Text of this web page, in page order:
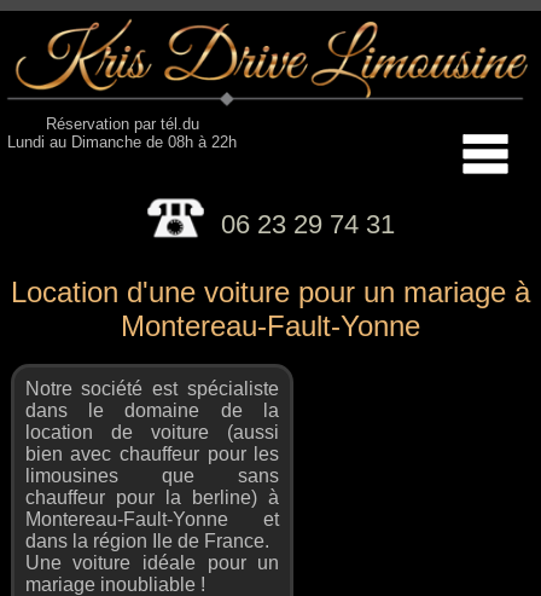
Réservation par tél.du
Lundi au Dimanche de 08h à 22h
06 23 29 74 31
Location d'une voiture pour un mariage à
Montereau-Fault-Yonne
Notre société est spécialiste
dans le domaine de la
location de voiture (aussi
bien avec chauffeur pour les
limousines que sans
chauffeur pour la berline) à
Montereau-Fault-Yonne et
dans la région Ile de France.
Une voiture idéale pour un
mariage inoubliable !